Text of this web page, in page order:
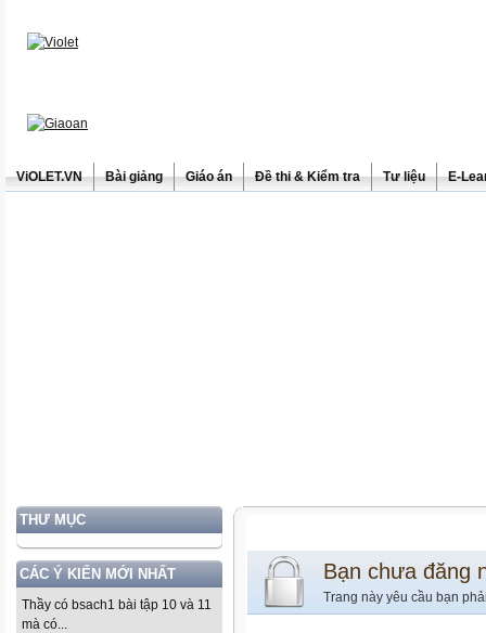
ViOLET.VN Bài giảng Giáo án Đề thi & Kiểm tra Tư liệu E-
THƯ MỤC
CÁC Ý KIẾN MỚI NHẤT
Thầy có bsach1 bài tập 10 và 11
mà có...
Bạn chưa đăng
Trang này yêu cầu bạn